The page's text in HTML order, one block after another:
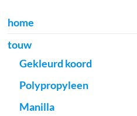
home
touw
Gekleurd koord
Polypropyleen
Manilla